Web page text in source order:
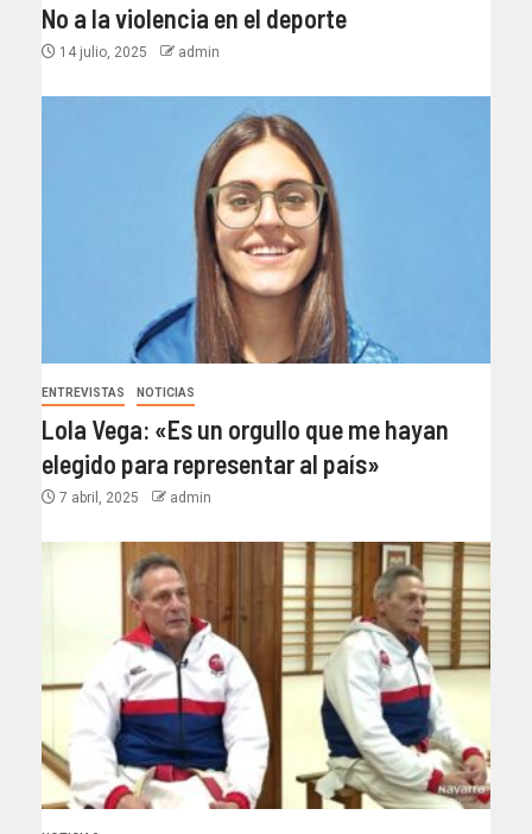
No a la violencia en el deporte
14 julio, 2025 admin
ENTREVISTAS NOTICIAS
Lola Vega: «Es un orgullo que me hayan
elegido para representar al país»
7 abril, 2025 admin